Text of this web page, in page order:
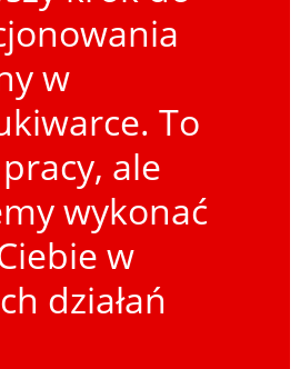
w
To
ale
wykonać
w
działań